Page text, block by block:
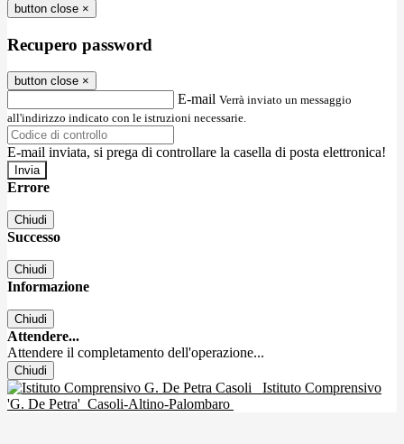
button close ×
Recupero password
button close ×
E-mail Verrà inviato un messaggio
all'indirizzo indicato con le istruzioni necessarie.
E-mail inviata, si prega di controllare la casella di posta elettronica!
Errore
Chiudi
Successo
Chiudi
Informazione
Chiudi
Attendere...
Attendere il completamento dell'operazione...
Chiudi
Istituto Comprensivo
'G. De Petra' Casoli-Altino-Palombaro